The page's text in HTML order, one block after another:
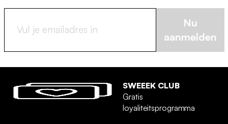
Nu
aanmelden
SWEEEK CLUB
Gratis
loyaliteitsprogramma